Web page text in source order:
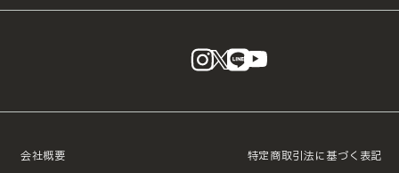
instagram
X LINE
会社概要 特定商取引法に基づく表記